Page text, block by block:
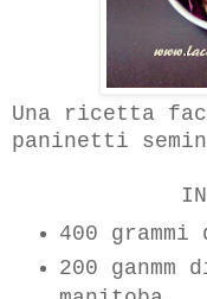
Una ricetta
paninetti
400
200